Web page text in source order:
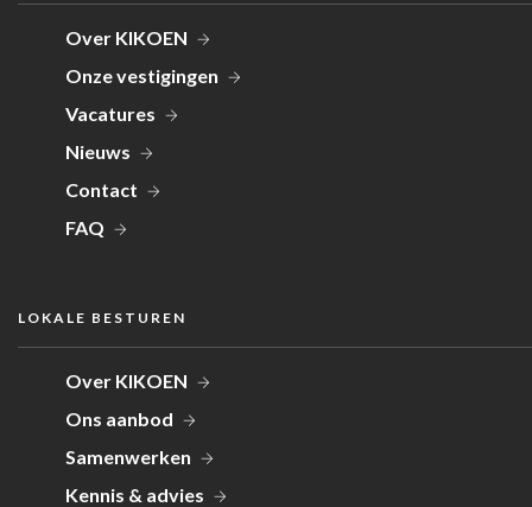
Over KIKOEN
Onze vestigingen
Vacatures
Nieuws
Contact
FAQ
LOKALE BESTUREN
Over KIKOEN
Ons aanbod
Samenwerken
Kennis & advies